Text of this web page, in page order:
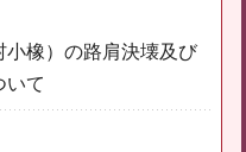
小橡）の路肩決壊及び
いて